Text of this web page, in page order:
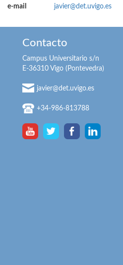
e-mail
javier@det.uvigo.es
Contacto
Campus Universitario s/n
E-36310 Vigo (Pontevedra)
javier@det.uvigo.es
+34-986-813788